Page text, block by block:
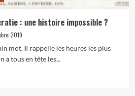
: une histoire impossible ?
2019
mot. Il rappelle les heures les plus
a tous en tête les...